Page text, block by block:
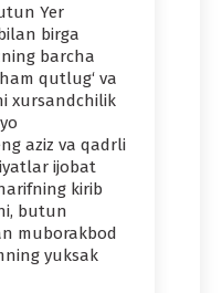
Yer
birga
barcha
qutlug‘ va
xursandchilik
aziz va qadrli
ijobat
kirib
butun
muborakbod
yuksak